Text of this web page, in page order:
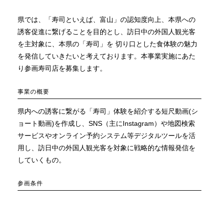
県では、「寿司といえば、富山」の認知度向上、本県への
誘客促進に繋げることを目的とし、訪日中の外国人観光客
を主対象に、本県の「寿司」を 切り口とした食体験の魅力
を発信していきたいと考えております。本事業実施にあた
り参画寿司店を募集します。
事業の概要
県内への誘客に繋がる「寿司」体験を紹介する短尺動画(シ
ョート動画)を作成し、SNS（主にInstagram）や地図検索
サービスやオンライン予約システム等デジタルツールを活
用し、訪日中の外国人観光客を対象に戦略的な情報発信を
していくもの。
参画条件